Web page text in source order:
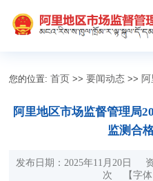
您的位置:首页 >>要闻动态 >>
阿里地区市场监督管理局
监测合
发布日期：2025年11月20日
次
【字体